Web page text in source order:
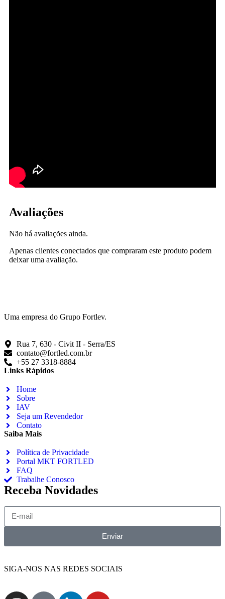
Avaliações
Não há avaliações ainda.
Apenas clientes conectados que compraram este produto podem
deixar uma avaliação.
Uma empresa do Grupo Fortlev.
Rua 7, 630 - Civit II - Serra/ES
contato@fortled.com.br
+55 27 3318-8884
Links Rápidos
Home
Sobre
IAV
Seja um Revendedor
Contato
Saiba Mais
Política de Privacidade
Portal MKT FORTLED
FAQ
Trabalhe Conosco
Receba Novidades
Enviar
SIGA-NOS NAS REDES SOCIAIS